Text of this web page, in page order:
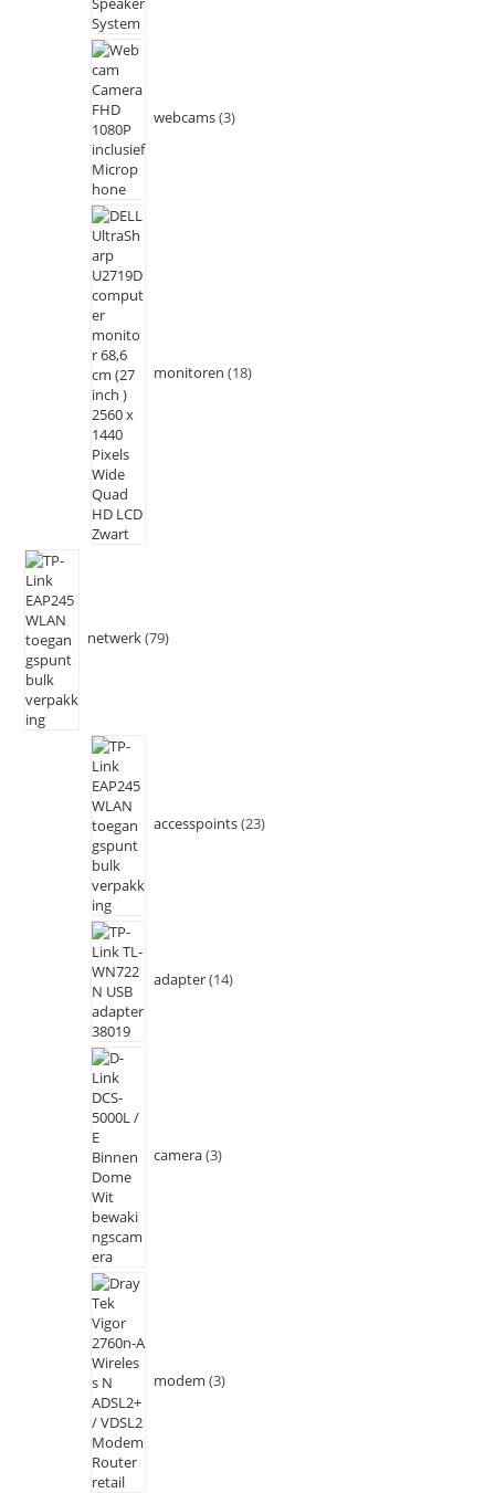
webcams 3
monitoren 18
netwerk 79
accesspoints 23
adapter 14
camera 3
modem 3